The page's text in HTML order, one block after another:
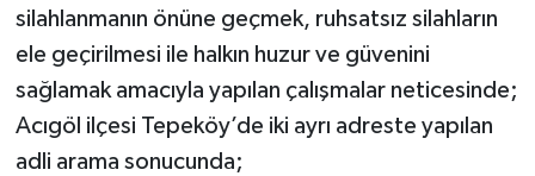
silahlanmanın önüne geçmek, ruhsatsız silahların
ele geçirilmesi ile halkın huzur ve güvenini
sağlamak amacıyla yapılan çalışmalar neticesinde;
Acıgöl ilçesi Tepeköy’de iki ayrı adreste yapılan
adli arama sonucunda;